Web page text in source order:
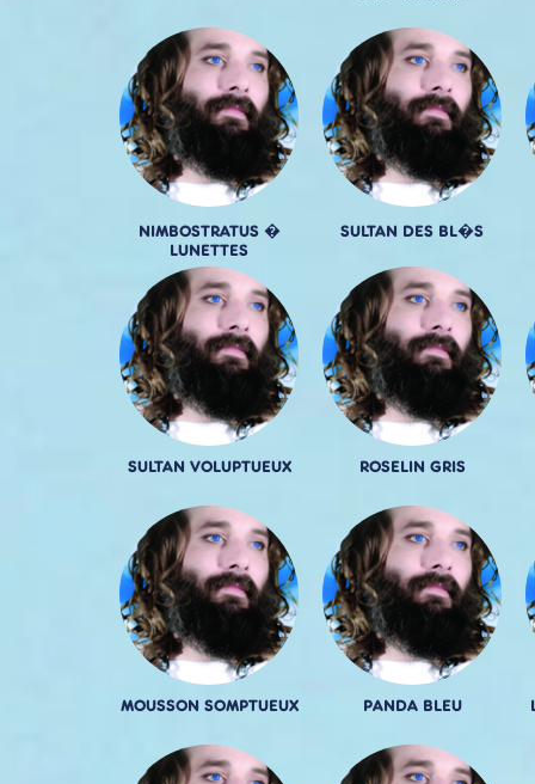
NIMBOSTRATUS �
LUNETTES
SULTAN DES BL�S
SULTAN VOLUPTUEUX ROSELIN GRIS
MOUSSON SOMPTUEUX PANDA BLEU